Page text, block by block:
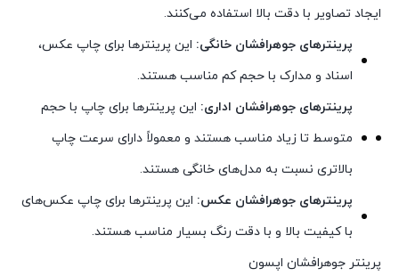
ایجاد تصاویر با دقت بالا استفاده می‌کنند.
پرینترهای جوهرافشان خانگی: این پرینترها برای چاپ عکس،
اسناد و مدارک با حجم کم مناسب هستند.
پرینترهای جوهرافشان اداری: این پرینترها برای چاپ با حجم
متوسط تا زیاد مناسب هستند و معمولاً دارای سرعت چاپ
بالاتری نسبت به مدل‌های خانگی هستند.
پرینترهای جوهرافشان عکس: این پرینترها برای چاپ عکس‌های
با کیفیت بالا و با دقت رنگ بسیار مناسب هستند.
پرینتر جوهرافشان اپسون